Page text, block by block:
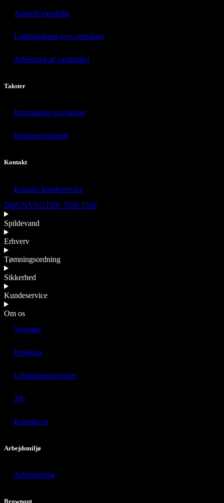
Anmeld ejerskifte
Ledningsbrud (evt. refusion)
Aflæsning af vandmåler
Takster
Information om takster
Betalingsvedtægt
Kontakt
Kontakt kundeservice
DØGNVAGTEN 7020 5766
Spildevand
Erhverv
Tømningsordning
Sikkerhed
Kundeservice
Om os
Nyheder
Projekter
Udviklingsprojekter
Job
Kontakt os
Arbejdsmiljø
Arbejdsmiljø
Brownout